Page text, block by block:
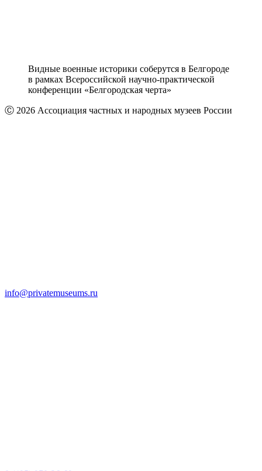
Видные военные историки соберутся в Белгороде
в рамках Всероссийской научно-практической
конференции «Белгородская черта»
Ⓒ 2026 Ассоциация частных и народных музеев России
info@privatemuseums.ru